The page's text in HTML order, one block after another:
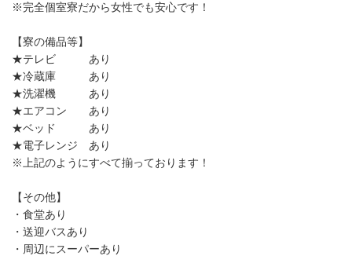
※完全個室寮だから女性でも安心です！
【寮の備品等】
★テレビ あり
★冷蔵庫 あり
★洗濯機 あり
★エアコン あり
★ベッド あり
★電子レンジ あり
※上記のようにすべて揃っております！
【その他】
・食堂あり
・送迎バスあり
・周辺にスーパーあり